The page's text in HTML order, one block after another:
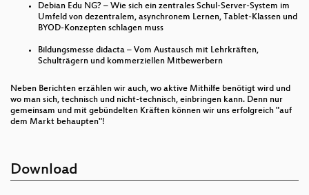
Debian Edu NG? – Wie sich ein zentrales Schul-Server-System im
Umfeld von dezentralem, asynchronem Lernen, Tablet-Klassen und
BYOD-Konzepten schlagen muss
Bildungsmesse didacta – Vom Austausch mit Lehrkräften,
Schulträgern und kommerziellen Mitbewerbern
Neben Berichten erzählen wir auch, wo aktive Mithilfe benötigt wird und
wo man sich, technisch und nicht-technisch, einbringen kann. Denn nur
gemeinsam und mit gebündelten Kräften können wir uns erfolgreich "auf
dem Markt behaupten"!
Download